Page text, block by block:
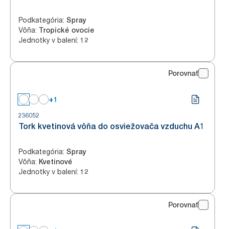
Podkategória: Spray
Vôňa: Tropické ovocie
Jednotky v balení: 12
Porovnať
+1
236052
Tork kvetinová vôňa do osviežovača vzduchu A1
Podkategória: Spray
Vôňa: Kvetinové
Jednotky v balení: 12
Porovnať